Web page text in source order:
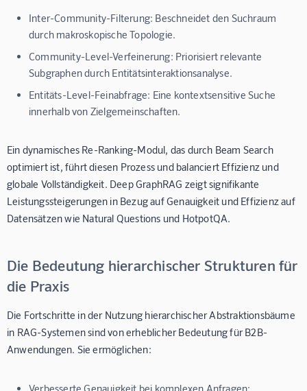
Inter-Community-Filterung: Beschneidet den Suchraum
durch makroskopische Topologie.
Community-Level-Verfeinerung: Priorisiert relevante
Subgraphen durch Entitätsinteraktionsanalyse.
Entitäts-Level-Feinabfrage: Eine kontextsensitive Suche
innerhalb von Zielgemeinschaften.
Ein dynamisches Re-Ranking-Modul, das durch Beam Search
optimiert ist, führt diesen Prozess und balanciert Effizienz und
globale Vollständigkeit. Deep GraphRAG zeigt signifikante
Leistungssteigerungen in Bezug auf Genauigkeit und Effizienz auf
Datensätzen wie Natural Questions und HotpotQA.
Die Bedeutung hierarchischer Strukturen für
die Praxis
Die Fortschritte in der Nutzung hierarchischer Abstraktionsbäume
in RAG-Systemen sind von erheblicher Bedeutung für B2B-
Anwendungen. Sie ermöglichen:
Verbesserte Genauigkeit bei komplexen Anfragen: